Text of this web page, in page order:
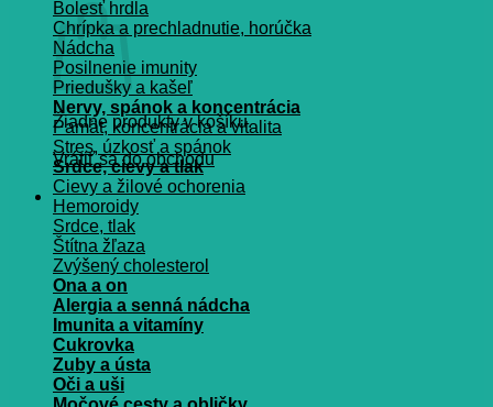
Žiadne produkty v košíku.
Vrátiť sa do obchodu
Bolesť hrdla
Chrípka a prechladnutie, horúčka
Nádcha
Posilnenie imunity
Priedušky a kašeľ
Nervy, spánok a koncentrácia
Pamät, koncentrácia a vitalita
Stres, úzkosť a spánok
Srdce, cievy a tlak
Cievy a žilové ochorenia
Hemoroidy
Srdce, tlak
Štítna žľaza
Zvýšený cholesterol
Ona a on
Alergia a senná nádcha
Imunita a vitamíny
Cukrovka
Zuby a ústa
Oči a uši